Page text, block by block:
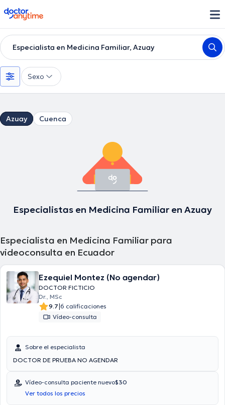
doctoranytime
Especialista en Medicina Familiar, Azuay
Sexo
Azuay Cuenca
Especialistas en Medicina Familiar en Azuay
Especialista en Medicina Familiar para
videoconsulta en Ecuador
Ezequiel Montez (No agendar)
DOCTOR FICTICIO
Dr., MSc
9.7|6 calificaciones
Vídeo-consulta
Sobre el especialista
DOCTOR DE PRUEBA NO AGENDAR
Vídeo-consulta paciente nuevo$30
Ver todos los precios